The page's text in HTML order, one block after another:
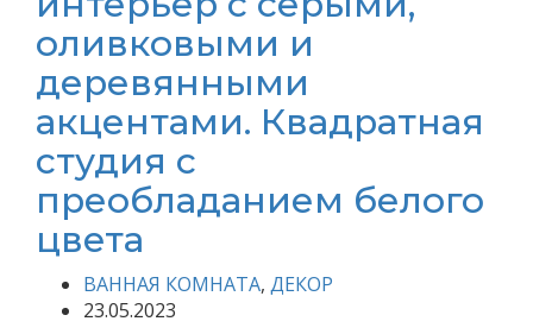
оливковыми и
деревянными
акцентами. Квадратная
студия с
преобладанием белого
цвета
ВАННАЯ КОМНАТА, ДЕКОР
23.05.2023